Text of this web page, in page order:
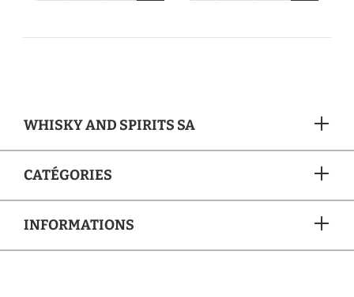
WHISKY AND SPIRITS SA
CATÉGORIES
INFORMATIONS